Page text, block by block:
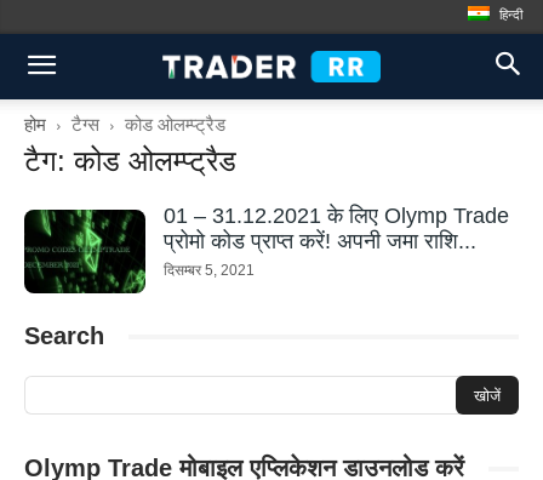
हिन्दी
होम टैग्स कोड ओलम्प्ट्रैड
टैग: कोड ओलम्प्ट्रैड
01 – 31.12.2021 के लिए Olymp Trade
प्रोमो कोड प्राप्त करें! अपनी जमा राशि...
दिसम्बर 5, 2021
Search
Olymp Trade मोबाइल एप्लिकेशन डाउनलोड करें